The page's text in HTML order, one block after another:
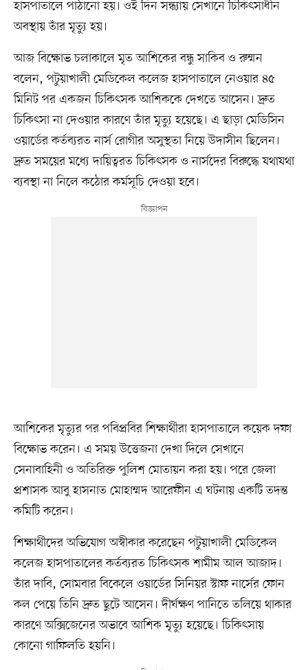
হাসপাতা‌লে পাঠানো হয়। ওই দিন সন্ধ্যায় সেখানে চিকিৎসাধীন
অবস্থায় তাঁর মৃত্যু হয়।
আজ বিক্ষোভ চলাকালে মৃত আশিকের বন্ধু সাকিব ও রুম্মন
বলেন, পটুয়াখালী মে‌ডি‌কেল ক‌লেজ হাসপাতা‌লে নেওয়ার ৪৫
মিনিট পর একজন চিকিৎসক আশিক‌কে দেখতে আসেন। দ্রুত
চি‌কিৎসা না দেওয়ার কার‌ণে তাঁর মৃত্যু হয়েছে। এ ছাড়া মে‌ডি‌সিন
ওয়া‌র্ডের কর্তব‌্যরত নার্স রোগীর অসুস্থ‌তা নি‌য়ে উদা‌সীন ছি‌লেন।
দ্রুত সম‌য়ের মধ‌্যে দা‌য়িত্বরত চিকিৎসক ও নার্স‌দের বিরু‌দ্ধে যথাযথা
ব‌্যবস্থা না নি‌লে ক‌ঠোর কর্মসূচি দেওয়া হবে।
আশি‌কের মৃত্যুর পর প‌বিপ্রবির শিক্ষার্থীরা হাসপাতালে ক‌য়েক দফা
বি‌ক্ষোভ ক‌রেন। এ সময় উত্তেজনা দেখা দি‌লে সেখানে
সেনাবা‌হিনী ও অতিরিক্ত পুলিশ মোতায়ন করা হয়। প‌রে জেলা
প্রশাসক আবু হাসনাত মোহাম্মদ আরেফীন এ ঘটনায় এক‌টি তদন্ত
ক‌মি‌টি ক‌রেন।
শিক্ষার্থীদের অভিযোগ অস্বীকার করেছেন পটুয়াখালী মেডিকেল
কলেজ হাসপাতালের কর্তব্যরত চিকিৎসক শামীম আল আজাদ।
তাঁর দাবি, সোমবার বিকেলে ওয়ার্ডের সিনিয়র স্টাফ নার্সের ফোন
কল পেয়ে তিনি দ্রুত ছুটে আসেন। দীর্ঘক্ষণ পানিতে তলিয়ে থাকার
কারণে অক্সিজেনের অভাবে আশিক মৃত্যু হয়েছে। চিকিৎসায়
কোনো গাফিলতি হয়নি।